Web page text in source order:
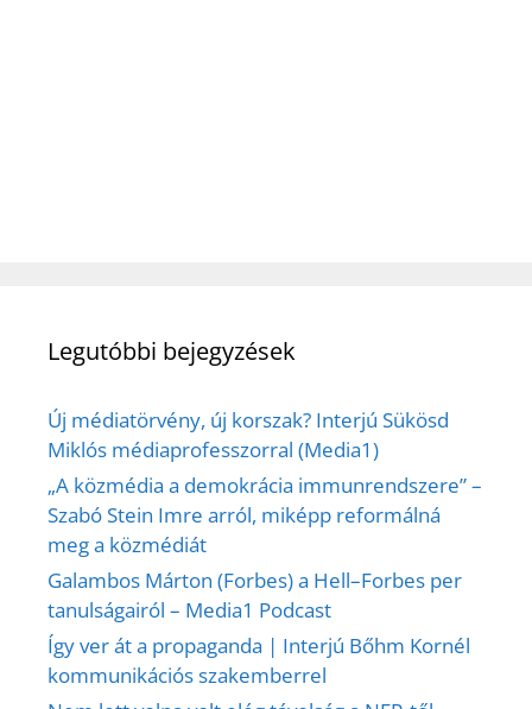
Legutóbbi bejegyzések
Új médiatörvény, új korszak? Interjú Sükösd
Miklós médiaprofesszorral (Media1)
„A közmédia a demokrácia immunrendszere” –
Szabó Stein Imre arról, miképp reformálná
meg a közmédiát
Galambos Márton (Forbes) a Hell–Forbes per
tanulságairól – Media1 Podcast
Így ver át a propaganda | Interjú Bőhm Kornél
kommunikációs szakemberrel